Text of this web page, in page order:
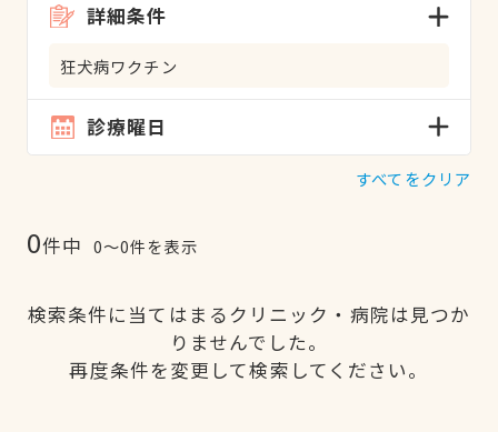
詳細条件
狂犬病ワクチン
診療曜日
すべてをクリア
0件中 0〜0件を表示
検索条件に当てはまるクリニック・病院は見つか
りませんでした。
再度条件を変更して検索してください。